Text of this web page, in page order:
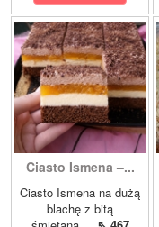
Ciasto Ismena –...
Ciasto Ismena na dużą
blachę z bitą